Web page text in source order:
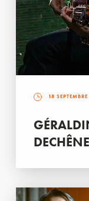
18 SEPTEMBRE
DECHÊNE